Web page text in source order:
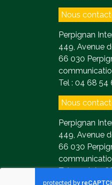
Nous
Perpignan
449, Avenue
66 030
Tel : 04 68 54
Nous
Perpignan
449, Avenue
66 030
Tel : +33(0)4